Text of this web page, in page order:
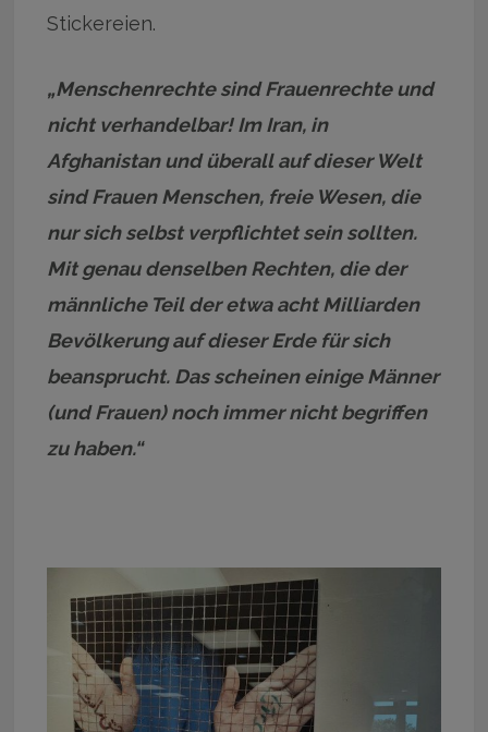
Stickereien.
„Menschenrechte sind Frauenrechte und
nicht verhandelbar! Im Iran, in
Afghanistan und überall auf dieser Welt
sind Frauen Menschen, freie Wesen, die
nur sich selbst verpflichtet sein sollten.
Mit genau denselben Rechten, die der
männliche Teil der etwa acht Milliarden
Bevölkerung auf dieser Erde für sich
beansprucht. Das scheinen einige Männer
(und Frauen) noch immer nicht begriffen
zu haben.“